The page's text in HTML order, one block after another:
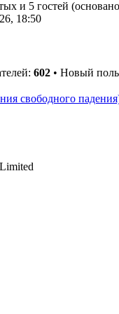
и 5 гостей
18:50
602 • Новый
свободного